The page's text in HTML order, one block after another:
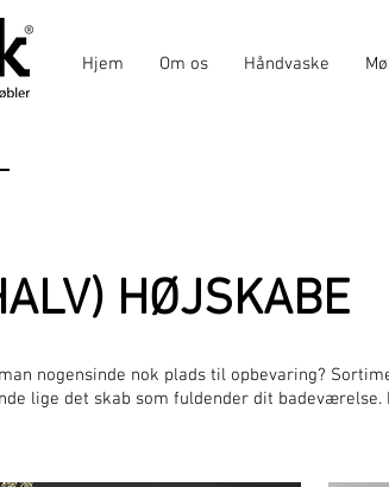
Hjem Om os Håndvaske
HØJSKABE
nogensinde nok plads til opbevaring?
lige det skab som fuldender dit